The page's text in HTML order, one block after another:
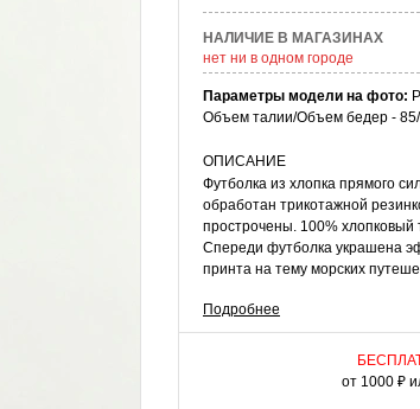
НАЛИЧИЕ В МАГАЗИНАХ
нет ни в одном городе
Параметры модели на фото:
Объем талии/Объем бедер -
ОПИСАНИЕ
Футболка из хлопка прямого
обработан трикотажной
прострочены. 100% хлопковый
Спереди футболка украшена
принта на тему морских
КАК НОСИТЬ
Удлиненная хлопковая
ансамблей с шортами,
джинсами. Носите свободную
Подробнее
от 1000 ₽